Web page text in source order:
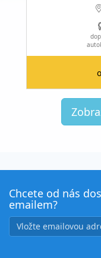
Chcete od nás
emailem?